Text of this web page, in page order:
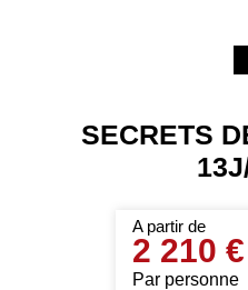
SECRETS
2 210 €
Par personne